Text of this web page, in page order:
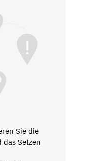
Sie die
das Setzen